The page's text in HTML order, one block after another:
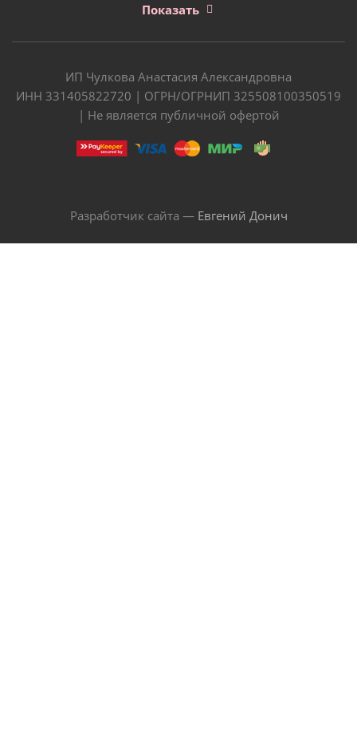
Показать
ИП Чулкова Анастасия Александровна
ИНН 331405822720 | ОГРН/ОГРНИП 325508100350519
| Не является публичной офертой
Разработчик сайта — Евгений Донич